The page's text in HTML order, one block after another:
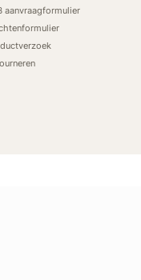
aanvraagformulier